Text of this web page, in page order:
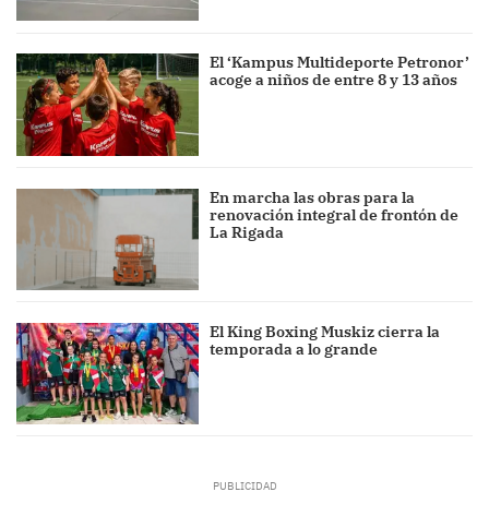
El ‘Kampus Multideporte Petronor’
acoge a niños de entre 8 y 13 años
En marcha las obras para la
renovación integral de frontón de
La Rigada
El King Boxing Muskiz cierra la
temporada a lo grande